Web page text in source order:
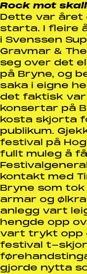
Rock mot
Dette var året
starta. I fleire
i Svenssen
Gravmar &
seg over det
på Bryne, og
saka i eigne
det faktisk
konsertar på
kosta skjorta
publikum.
festival på
fullt muleg å
kontakt med
Bryne som
armar og
anlegg vart
hengde opp
vart trykt opp
festival t-
gjorde nytta